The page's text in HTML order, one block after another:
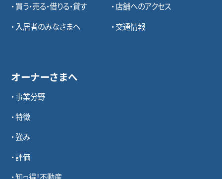
買う・売る・借りる・貸す
入居者のみなさまへ
オーナーさまへ
事業分野
特徴
強み
評価
知っ得！不動産
店舗へのアクセス
交通情報